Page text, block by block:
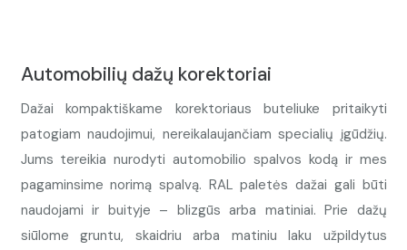
Automobilių dažų korektoriai
Dažai kompaktiškame korektoriaus buteliuke pritaikyti
patogiam naudojimui, nereikalaujančiam specialių įgūdžių.
Jums tereikia nurodyti automobilio spalvos kodą ir mes
pagaminsime norimą spalvą. RAL paletės dažai gali būti
naudojami ir buityje – blizgūs arba matiniai. Prie dažų
siūlome gruntu, skaidriu arba matiniu laku užpildytus